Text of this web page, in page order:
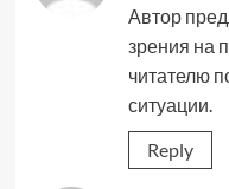
Автор
зрения на
читателю
ситуации.
Reply